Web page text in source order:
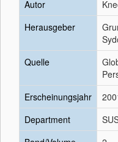
Autor
Herausgeber
Quelle
Erscheinungsjahr
Department